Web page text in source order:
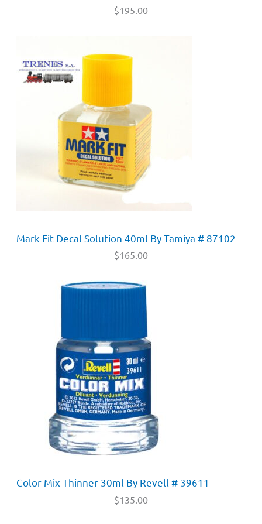
$195.00
Mark Fit Decal Solution 40ml By Tamiya # 87102
$165.00
Color Mix Thinner 30ml By Revell # 39611
$135.00